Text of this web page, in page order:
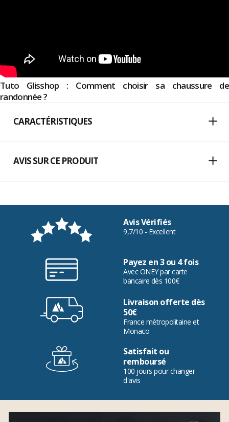
Tuto Glisshop : Comment choisir sa chaussure de
randonnée ?
CARACTÉRISTIQUES
AVIS SUR CE PRODUIT
Avis Vérifiés
9,7/10 - Excellent
Payez en 3 ou 4 fois
Avec ONEY par carte
bancaire dès 100€
Livraison offerte dès
50€
France métropolitaine et
Monaco
Satisfait ou
remboursé
100 jours pour changer
d'avis